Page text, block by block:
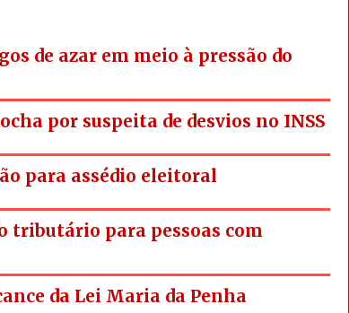
de azar em meio à pressão do
por suspeita de desvios no INSS
para assédio eleitoral
tributário para pessoas com
da Lei Maria da Penha